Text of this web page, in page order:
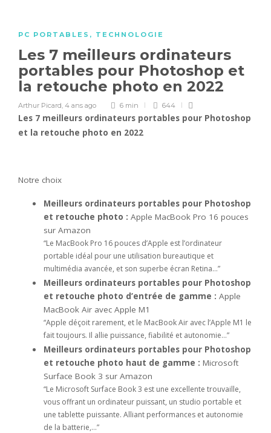
PC PORTABLES , TECHNOLOGIE
Les 7 meilleurs ordinateurs
portables pour Photoshop et
la retouche photo en 2022
Arthur Picard, 4 ans ago 6 min 644
Les 7 meilleurs ordinateurs portables pour Photoshop
et la retouche photo en 2022
Notre choix
Meilleurs ordinateurs portables pour Photoshop
et retouche photo : Apple MacBook Pro 16 pouces
sur Amazon
“Le MacBook Pro 16 pouces d’Apple est l’ordinateur
portable idéal pour une utilisation bureautique et
multimédia avancée, et son superbe écran Retina…”
Meilleurs ordinateurs portables pour Photoshop
et retouche photo d’entrée de gamme : Apple
MacBook Air avec Apple M1
“Apple déçoit rarement, et le MacBook Air avec l’Apple M1 le
fait toujours. Il allie puissance, fiabilité et autonomie…”
Meilleurs ordinateurs portables pour Photoshop
et retouche photo haut de gamme : Microsoft
Surface Book 3 sur Amazon
“Le Microsoft Surface Book 3 est une excellente trouvaille,
vous offrant un ordinateur puissant, un studio portable et
une tablette puissante. Alliant performances et autonomie
de la batterie,…”